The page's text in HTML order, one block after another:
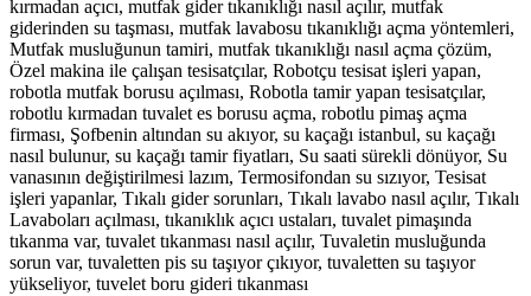
kırmadan açıcı, mutfak gider tıkanıklığı nasıl açılır, mutfak
giderinden su taşması, mutfak lavabosu tıkanıklığı açma yöntemleri,
Mutfak musluğunun tamiri, mutfak tıkanıklığı nasıl açma çözüm,
Özel makina ile çalışan tesisatçılar, Robotçu tesisat işleri yapan,
robotla mutfak borusu açılması, Robotla tamir yapan tesisatçılar,
robotlu kırmadan tuvalet es borusu açma, robotlu pimaş açma
firması, Şofbenin altından su akıyor, su kaçağı istanbul, su kaçağı
nasıl bulunur, su kaçağı tamir fiyatları, Su saati sürekli dönüyor, Su
vanasının değiştirilmesi lazım, Termosifondan su sızıyor, Tesisat
işleri yapanlar, Tıkalı gider sorunları, Tıkalı lavabo nasıl açılır, Tıkalı
Lavaboları açılması, tıkanıklık açıcı ustaları, tuvalet pimaşında
tıkanma var, tuvalet tıkanması nasıl açılır, Tuvaletin musluğunda
sorun var, tuvaletten pis su taşıyor çıkıyor, tuvaletten su taşıyor
yükseliyor, tuvelet boru gideri tıkanması